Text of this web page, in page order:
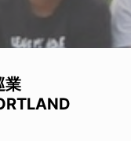
業